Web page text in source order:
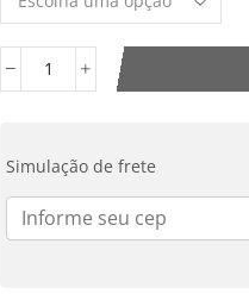
Simulação de frete